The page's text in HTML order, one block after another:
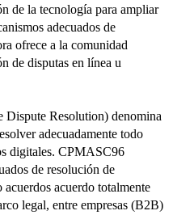
de la tecnología para ampliar
adecuados de
ofrece a la comunidad
de disputas en línea u
Resolution) denomina
adecuadamente todo
digitales. CPMASC96
de resolución de
acuerdo totalmente
legal, entre empresas (B2B)